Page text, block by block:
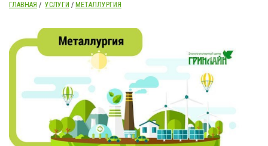
ГЛАВНАЯ / УСЛУГИ / МЕТАЛЛУРГИЯ